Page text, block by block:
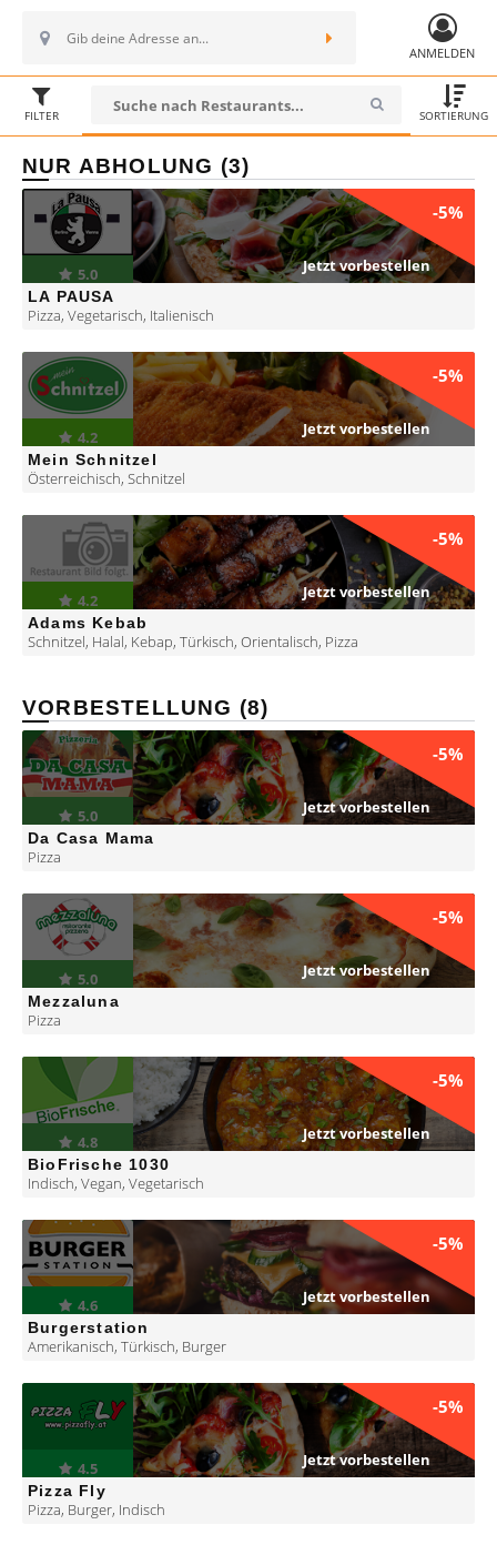
ANMELDEN
FILTER SORTIERUNG
NUR ABHOLUNG (3)
-5%
Jetzt vorbestellen
5.0
LA PAUSA
Pizza, Vegetarisch, Italienisch
-5%
Jetzt vorbestellen
4.2
Mein Schnitzel
Österreichisch, Schnitzel
-5%
Jetzt vorbestellen
4.2
Adams Kebab
Schnitzel, Halal, Kebap, Türkisch, Orientalisch, Pizza
VORBESTELLUNG (8)
-5%
Jetzt vorbestellen
5.0
Da Casa Mama
Pizza
-5%
Jetzt vorbestellen
5.0
Mezzaluna
Pizza
-5%
Jetzt vorbestellen
4.8
BioFrische 1030
Indisch, Vegan, Vegetarisch
-5%
Jetzt vorbestellen
4.6
Burgerstation
Amerikanisch, Türkisch, Burger
-5%
Jetzt vorbestellen
4.5
Pizza Fly
Pizza, Burger, Indisch